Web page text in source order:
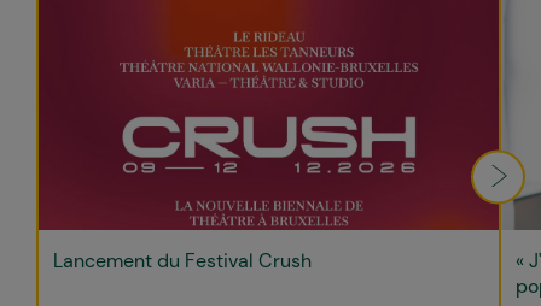
Lancement du Festival Crush
«